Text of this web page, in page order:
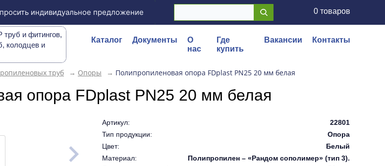
индивидуальное предложение 0 товаров
труб и фитингов,
колодцев и
Каталог Документы
О
нас
Где
купить
Вакансии Контакты
труб → Опоры → Полипропиленовая опора FDplast PN25 20 мм белая
опора FDplast PN25 20 мм белая
Артикул:
22801
Тип продукции:
Опора
Цвет:
Белый
Материал:
Полипропилен – «Рандом сополимер» (тип 3).